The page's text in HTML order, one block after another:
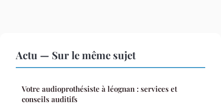
Actu — Sur le même sujet
Votre audioprothésiste à léognan : services et
conseils auditifs